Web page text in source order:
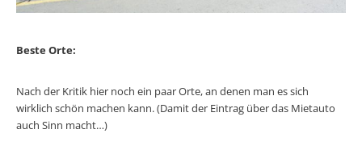
Beste Orte:
Nach der Kritik hier noch ein paar Orte, an denen man es sich
wirklich schön machen kann. (Damit der Eintrag über das Mietauto
auch Sinn macht…)